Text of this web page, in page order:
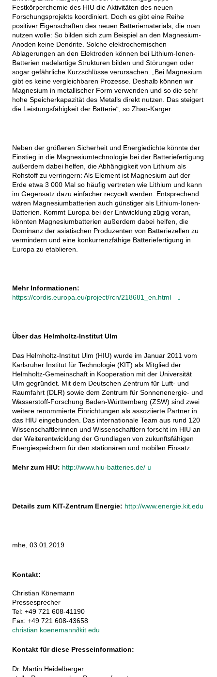
Festkörperchemie des HIU die Aktivitäten des neuen
Forschungsprojekts koordiniert. Doch es gibt eine Reihe
positiver Eigenschaften des neuen Batteriematerials, die man
nutzen wolle: So bilden sich zum Beispiel an den Magnesium-
Anoden keine Dendrite. Solche elektrochemischen
Ablagerungen an den Elektroden können bei Lithium-Ionen-
Batterien nadelartige Strukturen bilden und Störungen oder
sogar gefährliche Kurzschlüsse verursachen. „Bei Magnesium
gibt es keine vergleichbaren Prozesse. Deshalb können wir
Magnesium in metallischer Form verwenden und so die sehr
hohe Speicherkapazität des Metalls direkt nutzen. Das steigert
die Leistungsfähigkeit der Batterie“, so Zhao-Karger.
Neben der größeren Sicherheit und Energiedichte könnte der
Einstieg in die Magnesiumtechnologie bei der Batteriefertigung
außerdem dabei helfen, die Abhängigkeit von Lithium als
Rohstoff zu verringern: Als Element ist Magnesium auf der
Erde etwa 3 000 Mal so häufig vertreten wie Lithium und kann
im Gegensatz dazu einfacher recycelt werden. Entsprechend
wären Magnesiumbatterien auch günstiger als Lithium-Ionen-
Batterien. Kommt Europa bei der Entwicklung zügig voran,
könnten Magnesiumbatterien außerdem dabei helfen, die
Dominanz der asiatischen Produzenten von Batteriezellen zu
vermindern und eine konkurrenzfähige Batteriefertigung in
Europa zu etablieren.
Mehr Informationen:
https://cordis.europa.eu/project/rcn/218681_en.html
Über das Helmholtz-Institut Ulm
Das Helmholtz-Institut Ulm (HIU) wurde im Januar 2011 vom
Karlsruher Institut für Technologie (KIT) als Mitglied der
Helmholtz-Gemeinschaft in Kooperation mit der Universität
Ulm gegründet. Mit dem Deutschen Zentrum für Luft- und
Raumfahrt (DLR) sowie dem Zentrum für Sonnenenergie- und
Wasserstoff-Forschung Baden-Württemberg (ZSW) sind zwei
weitere renommierte Einrichtungen als assoziierte Partner in
das HIU eingebunden. Das internationale Team aus rund 120
Wissenschaftlerinnen und Wissenschaftlern forscht im HIU an
der Weiterentwicklung der Grundlagen von zukunftsfähigen
Energiespeichern für den stationären und mobilen Einsatz.
Mehr zum HIU: http://www.hiu-batteries.de/
Details zum KIT-Zentrum Energie: http://www.energie.kit.edu
mhe, 03.01.2019
Kontakt:
Christian Könemann
Pressesprecher
Tel: +49 721 608-41190
Fax: +49 721 608-43658
christian koenemann∂kit edu
Kontakt für diese Presseinformation:
Dr. Martin Heidelberger